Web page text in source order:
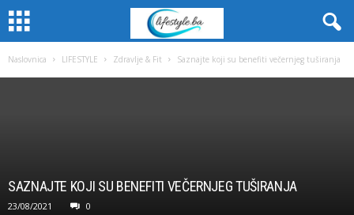
Naslovnica LIFESTYLE Zdravlje & Fit Saznajte koji su benefiti večernjeg tuširanja
SAZNAJTE KOJI SU BENEFITI VEČERNJEG TUŠIRANJA
23/08/2021 0